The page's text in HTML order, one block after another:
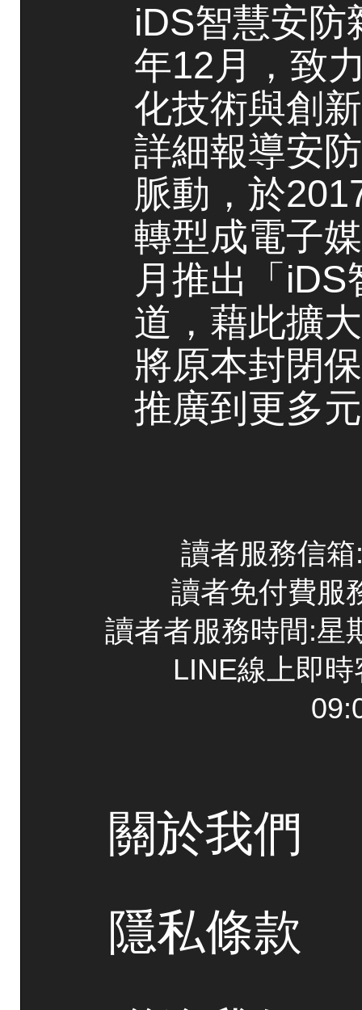
iDS智慧安防
年12月，致
化技術與創
詳細報導安
脈動，於
轉型成電子
月推出「
道，藉此擴
將原本封閉
推廣到更多
讀者服務信
讀者免付費服
讀者者服務時間:星
LINE線上即
關於我們
隱私條款